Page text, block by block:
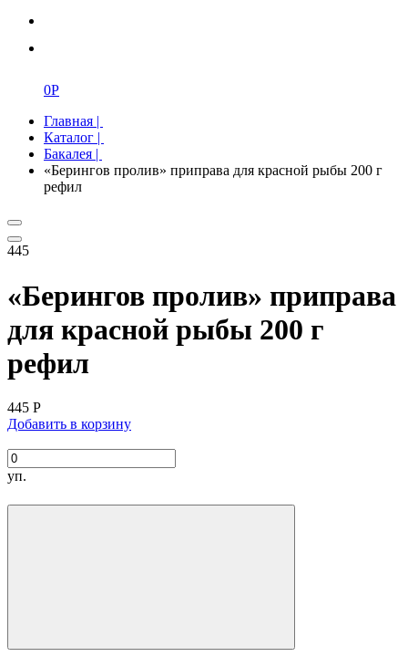
0Р
Главная |
Каталог |
Бакалея |
«Берингов пролив» приправа для красной рыбы 200 г
рефил
445
«Берингов пролив» приправа
для красной рыбы 200 г
рефил
445 Р
Добавить в корзину
уп.